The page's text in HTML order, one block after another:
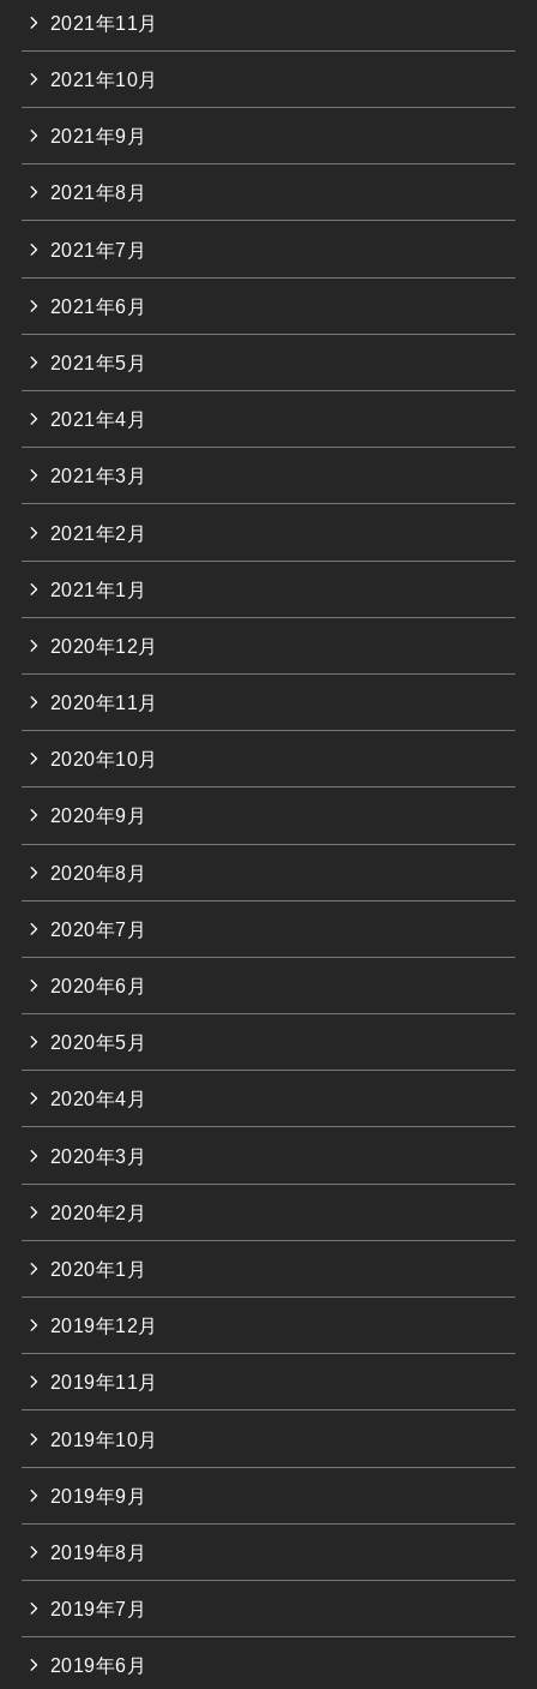
2021年11月
2021年10月
2021年9月
2021年8月
2021年7月
2021年6月
2021年5月
2021年4月
2021年3月
2021年2月
2021年1月
2020年12月
2020年11月
2020年10月
2020年9月
2020年8月
2020年7月
2020年6月
2020年5月
2020年4月
2020年3月
2020年2月
2020年1月
2019年12月
2019年11月
2019年10月
2019年9月
2019年8月
2019年7月
2019年6月